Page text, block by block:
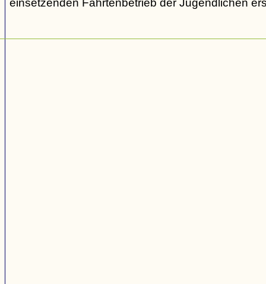
einsetzenden Fahrtenbetrieb der Jugendlichen